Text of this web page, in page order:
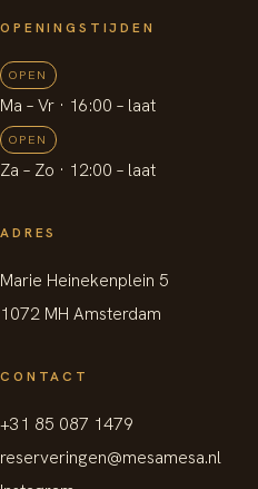
OPENINGSTIJDEN
OPEN
Ma – Vr · 16:00 – laat
OPEN
Za – Zo · 12:00 – laat
ADRES
Marie Heinekenplein 5
1072 MH Amsterdam
CONTACT
+31 85 087 1479
reserveringen@mesamesa.nl